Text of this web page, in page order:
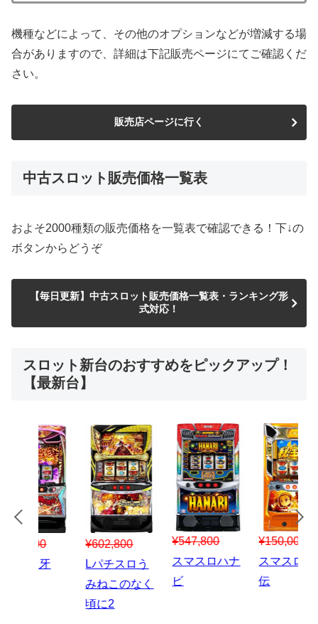
機種などによって、その他のオプションなどが増減する場
合がありますので、詳細は下記販売ページにてご確認くだ
さい。
販売店ページに行く
中古スロット販売価格一覧表
およそ2000種類の販売価格を一覧表で確認できる！下↓の
ボタンからどうぞ
【毎日更新】中古スロット販売価格一覧表・ランキング形
式対応！
スロット新台のおすすめをピックアップ！
【最新台】
¥547,800
スマスロハナ
¥150,000
スマスロ秘宝
伝
¥1,867,800
Lパチスロ 炎
炎ノ消防隊2